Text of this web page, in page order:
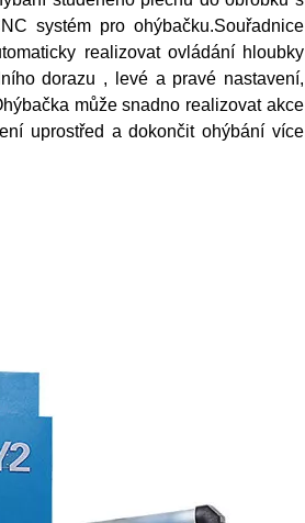
systém pro ohýbačku.Souřadnice
realizovat ovládání hloubky
dorazu , levé a pravé nastavení,
může snadno realizovat akce
uprostřed a dokončit ohýbání více